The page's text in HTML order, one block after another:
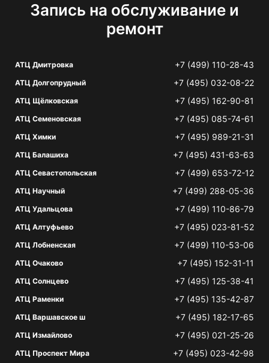
Запись на обслуживание и
ремонт
АТЦ Дмитровка +7 (499) 110-28-43
АТЦ Долгопрудный +7 (495) 032-08-22
АТЦ Щёлковская +7 (495) 162-90-81
АТЦ Семеновская +7 (495) 085-74-61
АТЦ Химки +7 (495) 989-21-31
АТЦ Балашиха +7 (495) 431-63-63
АТЦ Севастопольская +7 (499) 653-72-12
АТЦ Научный +7 (499) 288-05-36
АТЦ Удальцова +7 (499) 110-86-79
АТЦ Алтуфьево +7 (495) 023-81-52
АТЦ Лобненская +7 (499) 110-53-06
АТЦ Очаково +7 (495) 152-31-11
АТЦ Солнцево +7 (495) 125-38-41
АТЦ Раменки +7 (495) 135-42-87
АТЦ Варшавское ш +7 (495) 182-17-65
АТЦ Измайлово +7 (495) 021-25-26
АТЦ Проспект Мира +7 (495) 023-42-98